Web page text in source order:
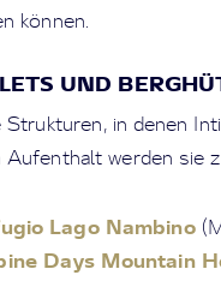
können.
UND
Strukturen, in denen
Aufenthalt werden sie
Lago Nambino
Days Mountain